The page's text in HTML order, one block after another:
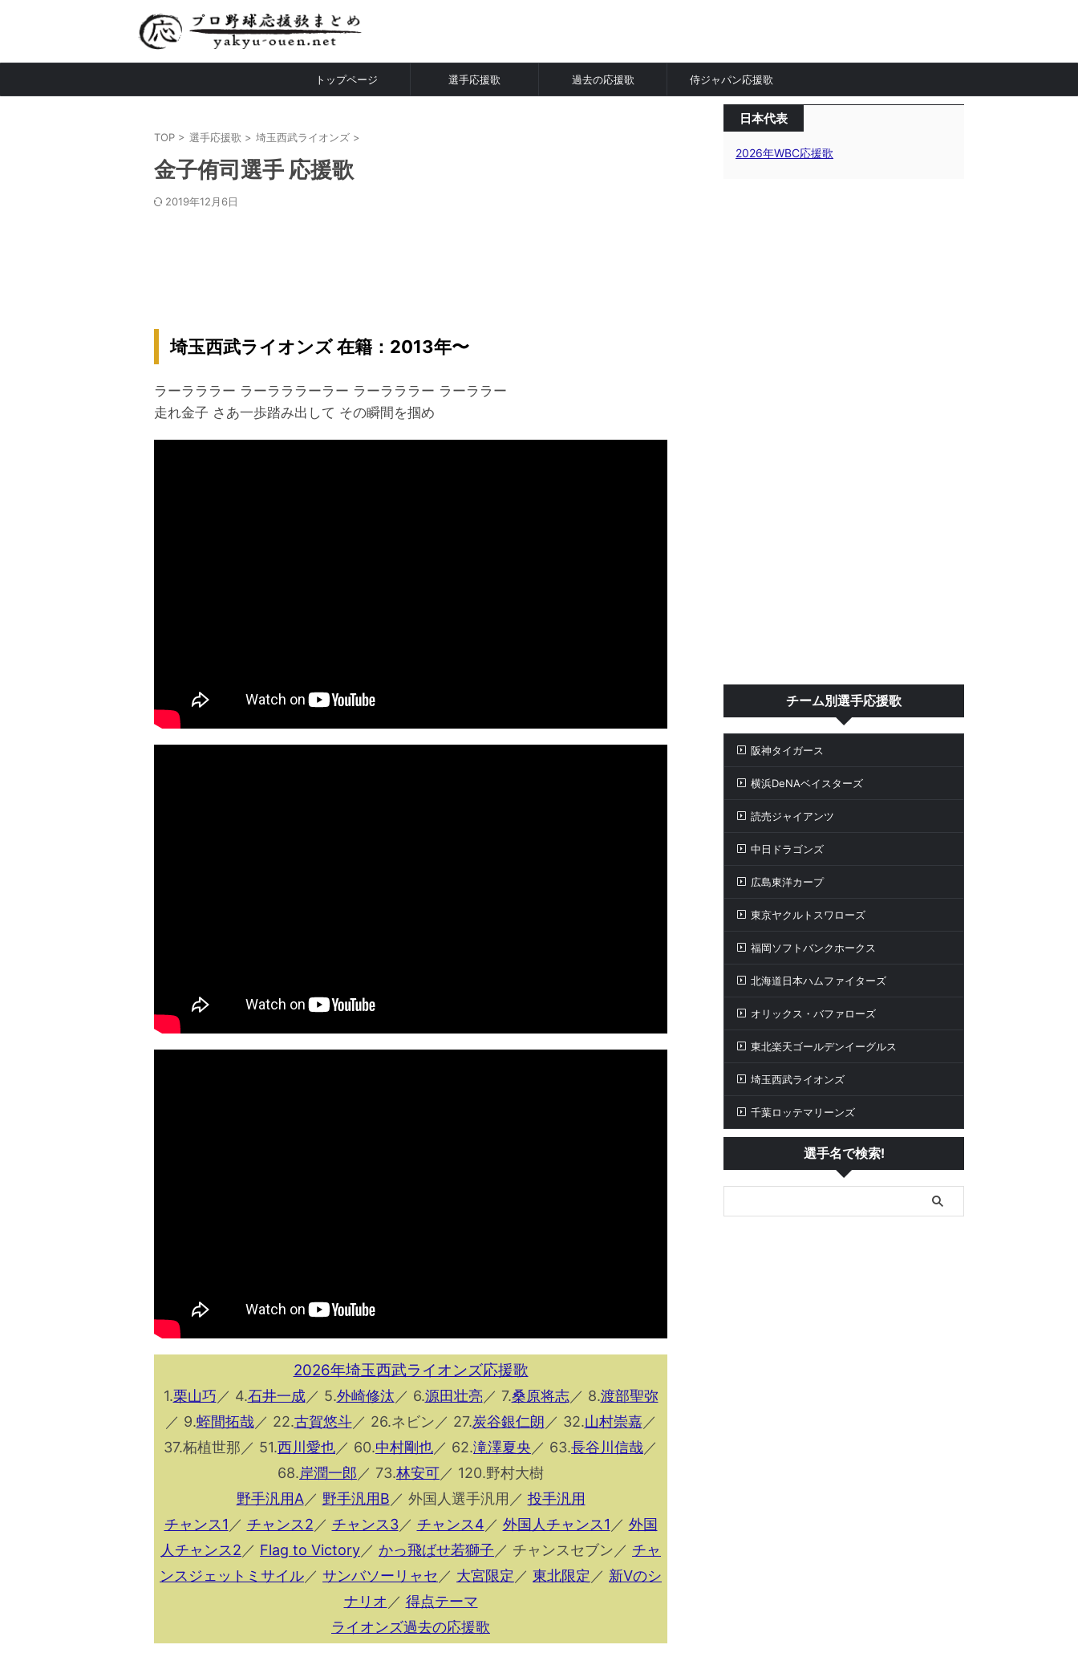
トップページ 選手応援歌 過去の応援歌 侍ジャパン応援歌
TOP > 選手応援歌 > 埼玉西武ライオンズ >
金子侑司選手 応援歌
2019年12月6日
埼玉西武ライオンズ 在籍：2013年〜
ラーラララー ラーラララーラー ラーラララー ラーララー
走れ金子 さあ一歩踏み出して その瞬間を掴め
2026年埼玉西武ライオンズ応援歌
1.栗山巧 ／ 4.石井一成／ 5.外崎修汰 ／ 6.源田壮亮 ／ 7.桑原将志／ 8.渡部聖弥
／ 9.蛭間拓哉／ 22.古賀悠⽃／ 26.ネビン／ 27.炭谷銀仁朗 ／ 32.山村崇嘉 ／
37.柘植世那／ 51.西川愛也／ 60.中村剛也／ 62.滝澤夏央 ／ 63.長谷川信哉／
68.岸潤一郎 ／ 73.林安可／ 120.野村大樹
野手汎用A／ 野手汎用B ／ 外国人選手汎用／ 投手汎用
チャンス1 ／ チャンス2 ／ チャンス3／ チャンス4 ／ 外国人チャンス1 ／ 外国
人チャンス2 ／ Flag to Victory／ かっ飛ばせ若獅子 ／ チャンスセブン／ チャ
ンスジェットミサイル／ サンバソーリャセ ／ 大宮限定 ／ 東北限定 ／ 新Vのシ
ナリオ ／ 得点テーマ
ライオンズ過去の応援歌
日本代表
2026年WBC応援歌
チーム別選手応援歌
阪神タイガース
横浜DeNAベイスターズ
読売ジャイアンツ
中日ドラゴンズ
広島東洋カープ
東京ヤクルトスワローズ
福岡ソフトバンクホークス
北海道日本ハムファイターズ
オリックス・バファローズ
東北楽天ゴールデンイーグルス
埼玉西武ライオンズ
千葉ロッテマリーンズ
選手名で検索!